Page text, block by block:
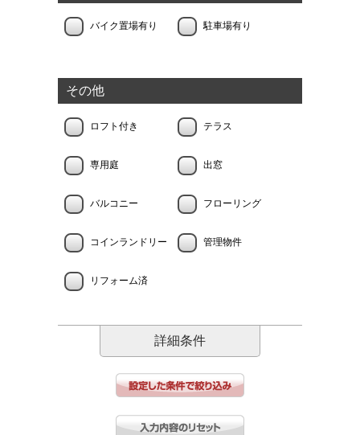
バイク置場有り 駐車場有り
その他
ロフト付き テラス
専用庭 出窓
バルコニー フローリング
コインランドリー 管理物件
リフォーム済